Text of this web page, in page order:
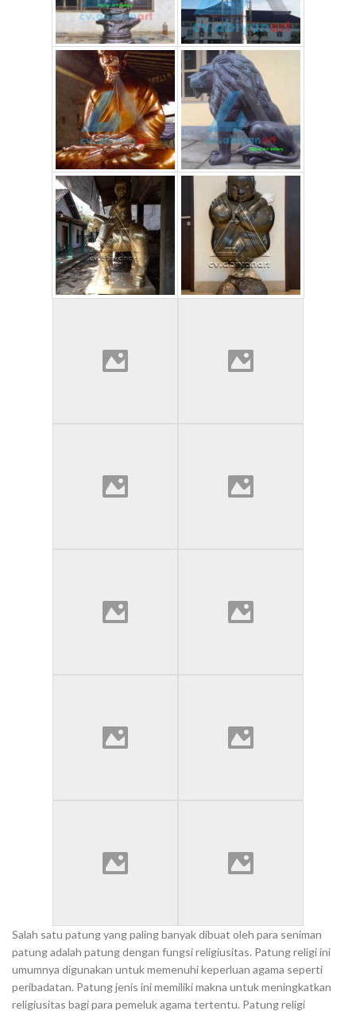
Salah satu patung yang paling banyak dibuat oleh para seniman
patung adalah patung dengan fungsi religiusitas. Patung religi ini
umumnya digunakan untuk memenuhi keperluan agama seperti
peribadatan. Patung jenis ini memiliki makna untuk meningkatkan
religiusitas bagi para pemeluk agama tertentu. Patung religi